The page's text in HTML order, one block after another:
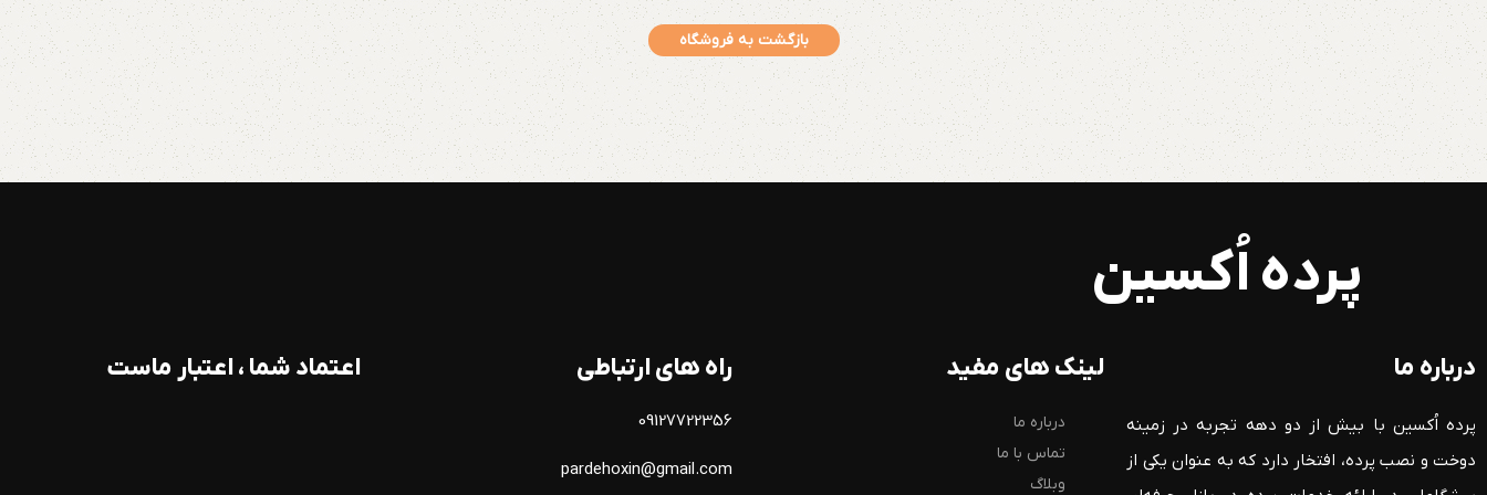
بازگشت به فروشگاه
پرده اُکسین
درباره ما
پرده اُکسین با بیش از دو دهه تجربه در زمینه
دوخت و نصب پرده، افتخار دارد که به عنوان یکی از
لینک های مفید
درباره ما
تماس با ما
وبلاگ
راه های ارتباطی
09127722356
pardehoxin@gmail.com
اعتماد شما ، اعتبار ماست